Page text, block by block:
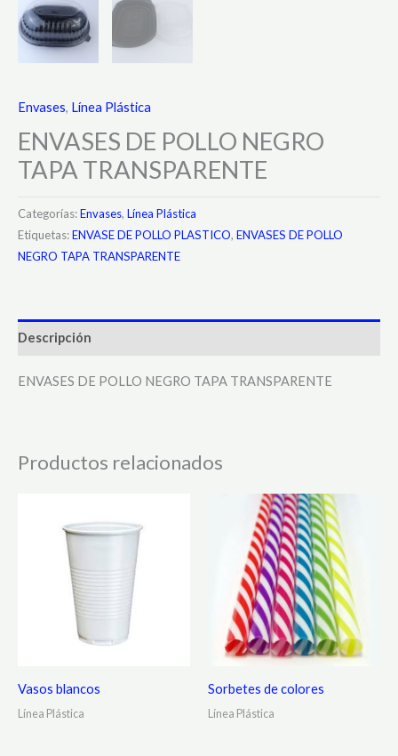
Envases, Línea Plástica
ENVASES DE POLLO NEGRO
TAPA TRANSPARENTE
Categorías:Envases, Línea Plástica
Etiquetas:ENVASE DE POLLO PLASTICO, ENVASES DE POLLO
NEGRO TAPA TRANSPARENTE
Descripción
ENVASES DE POLLO NEGRO TAPA TRANSPARENTE
Productos relacionados
Vasos blancos
Línea Plástica
Sorbetes de colores
Línea Plástica